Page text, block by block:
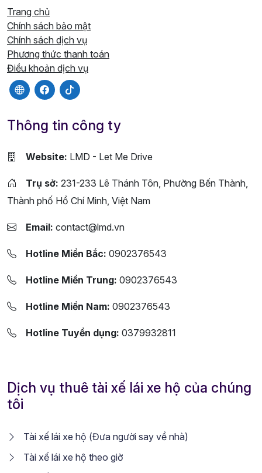
Trang chủ
Chính sách bảo mật
Chính sách dịch vụ
Phương thức thanh toán
Điều khoản dịch vụ
Thông tin công ty
Website: LMD - Let Me Drive
Trụ sở: 231-233 Lê Thánh Tôn, Phường Bến Thành,
Thành phố Hồ Chí Minh, Việt Nam
Email: contact@lmd.vn
Hotline Miền Bắc: 0902376543
Hotline Miền Trung: 0902376543
Hotline Miền Nam: 0902376543
Hotline Tuyển dụng: 0379932811
Dịch vụ thuê tài xế lái xe hộ của chúng
tôi
Tài xế lái xe hộ (Đưa người say về nhà)
Tài xế lái xe hộ theo giờ